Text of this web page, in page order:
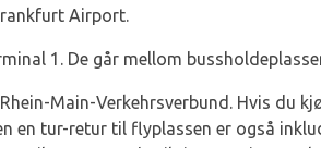
Airport.
1. De går mellom
Main-Verkehrsverbund. Hvis du
en tur-retur til flyplassen er også